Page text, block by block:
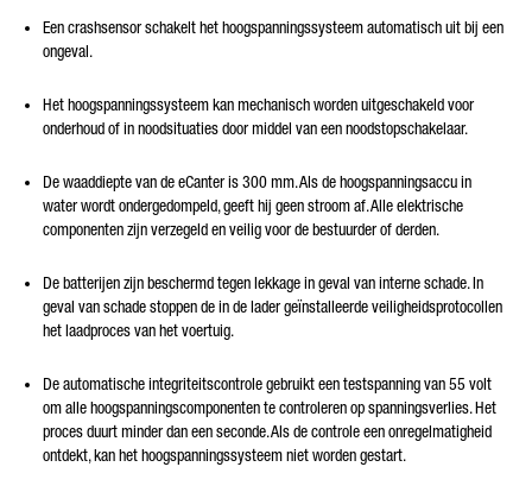
Een crashsensor schakelt het hoogspanningssysteem automatisch uit bij een
ongeval.
Het hoogspanningssysteem kan mechanisch worden uitgeschakeld voor
onderhoud of in noodsituaties door middel van een noodstopschakelaar.
De waaddiepte van de eCanter is 300 mm. Als de hoogspanningsaccu in
water wordt ondergedompeld, geeft hij geen stroom af. Alle elektrische
componenten zijn verzegeld en veilig voor de bestuurder of derden.
De batterijen zijn beschermd tegen lekkage in geval van interne schade. In
geval van schade stoppen de in de lader geïnstalleerde veiligheidsprotocollen
het laadproces van het voertuig.
De automatische integriteitscontrole gebruikt een testspanning van 55 volt
om alle hoogspanningscomponenten te controleren op spanningsverlies. Het
proces duurt minder dan een seconde. Als de controle een onregelmatigheid
ontdekt, kan het hoogspanningssysteem niet worden gestart.